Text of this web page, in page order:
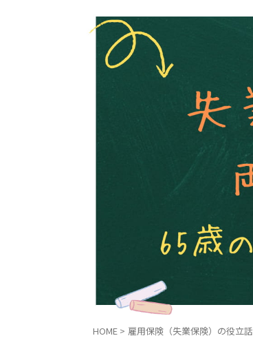
HOME > 雇用保険（失業保険）の役立話